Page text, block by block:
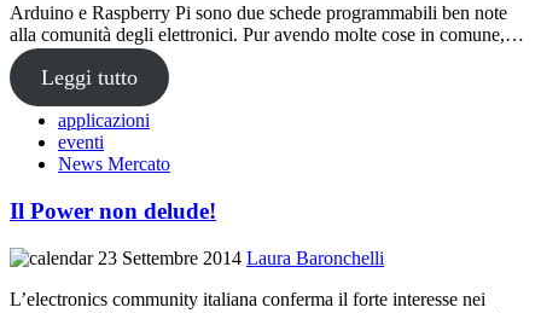
Arduino e Raspberry Pi sono due schede programmabili ben note
alla comunità degli elettronici. Pur avendo molte cose in comune,…
Leggi tutto
applicazioni
eventi
News Mercato
Il Power non delude!
23 Settembre 2014 Laura Baronchelli
L’electronics community italiana conferma il forte interesse nei